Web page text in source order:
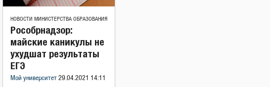
НОВОСТИ МИНИСТЕРСТВА ОБРАЗОВАНИЯ
Рособрнадзор:
майские каникулы не
ухудшат результаты
ЕГЭ
Мой университет 29.04.2021 14:11